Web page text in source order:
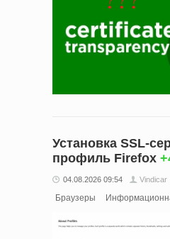
Установка SSL-
профиль Firefox
04.08.2026 09:54 Vindicar
Браузеры